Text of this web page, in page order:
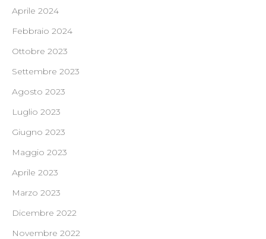
Aprile 2024
Febbraio 2024
Ottobre 2023
Settembre 2023
Agosto 2023
Luglio 2023
Giugno 2023
Maggio 2023
Aprile 2023
Marzo 2023
Dicembre 2022
Novembre 2022